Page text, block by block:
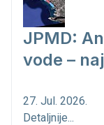
JPMD:
vode –
27. Jul. 2026.
Detaljnije...